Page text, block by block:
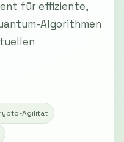
für effiziente,
Algorithmen
Agilität